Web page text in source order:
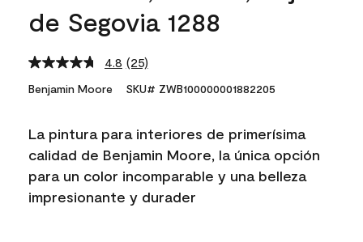
de Segovia 1288
4.8 Read
25
Reviews.
link.
(25)
Benjamin Moore SKU# ZWB100000001882205
La pintura para interiores de primerísima
calidad de Benjamin Moore, la única opción
para un color incomparable y una belleza
impresionante y durader